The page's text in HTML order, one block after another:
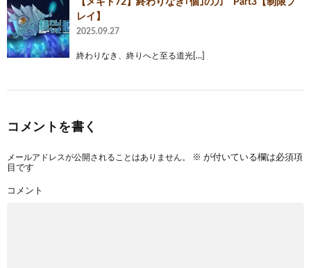
レイ】
2025.09.27
終わりなき、終りへと至る道光[…]
コメントを書く
メールアドレスが公開されることはありません。 ※ が付いている欄は必須項
目です
コメント